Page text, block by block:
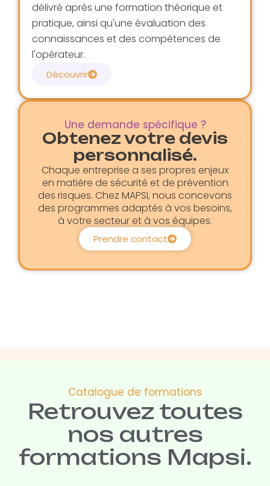
délivré après une formation théorique et
pratique, ainsi qu'une évaluation des
connaissances et des compétences de
l'opérateur.
Découvrir
Une demande spécifique ?
Obtenez votre devis
personnalisé.
Chaque entreprise a ses propres enjeux
en matière de sécurité et de prévention
des risques. Chez MAPSI, nous concevons
des programmes adaptés à vos besoins,
à votre secteur et à vos équipes.
Prendre contact
Catalogue de formations
Retrouvez toutes
nos autres
formations Mapsi.